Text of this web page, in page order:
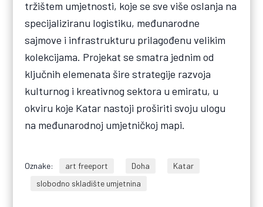
tržištem umjetnosti, koje se sve više oslanja na
specijaliziranu logistiku, međunarodne
sajmove i infrastrukturu prilagođenu velikim
kolekcijama. Projekat se smatra jednim od
ključnih elemenata šire strategije razvoja
kulturnog i kreativnog sektora u emiratu, u
okviru koje Katar nastoji proširiti svoju ulogu
na međunarodnoj umjetničkoj mapi.
Oznake: art freeport Doha
Katar
slobodno skladište umjetnina